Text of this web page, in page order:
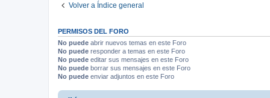
Volver a Índice general
PERMISOS DEL FORO
No puede abrir nuevos temas en este Foro
No puede responder a temas en este Foro
No puede editar sus mensajes en este Foro
No puede borrar sus mensajes en este Foro
No puede enviar adjuntos en este Foro